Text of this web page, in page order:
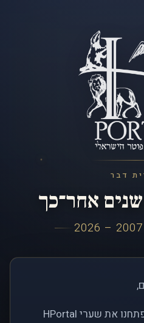
דבר
אחר־כך
לפני כמעט שני עשורים, פתחנו את שערי HPortal